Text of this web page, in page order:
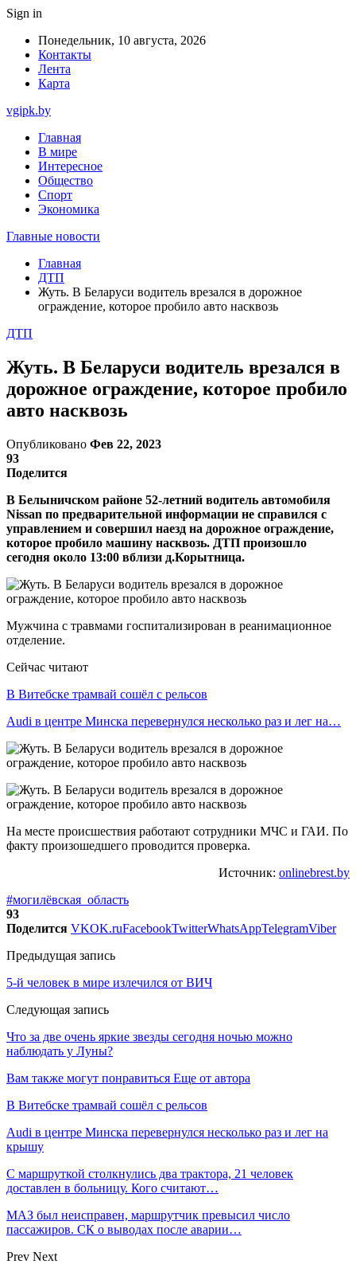
Sign in
Понедельник, 10 августа, 2026
Контакты
Лента
Карта
vgipk.by
Главная
В мире
Интересное
Общество
Спорт
Экономика
Главные новости
Главная
ДТП
Жуть. В Беларуси водитель врезался в дорожное
ограждение, которое пробило авто насквозь
ДТП
Жуть. В Беларуси водитель врезался в
дорожное ограждение, которое пробило
авто насквозь
Опубликовано Фев 22, 2023
93
Поделится
В Белыничском районе 52-летний водитель автомобиля
Nissan по предварительной информации не справился с
управлением и совершил наезд на дорожное ограждение,
которое пробило машину насквозь. ДТП произошло
сегодня около 13:00 вблизи д.Корытница.
Мужчина с травмами госпитализирован в реанимационное
отделение.
Сейчас читают
В Витебске трамвай сошёл с рельсов
Audi в центре Минска перевернулся несколько раз и лег на…
На месте происшествия работают сотрудники МЧС и ГАИ. По
факту произошедшего проводится проверка.
Источник: onlinebrest.by
#могилёвская_область
93
Поделится VKOK.ruFacebookTwitterWhatsAppTelegramViber
Предыдущая запись
5-й человек в мире излечился от ВИЧ
Следующая запись
Что за две очень яркие звезды сегодня ночью можно
наблюдать у Луны?
Вам также могут понравиться Еще от автора
В Витебске трамвай сошёл с рельсов
Audi в центре Минска перевернулся несколько раз и лег на
крышу
С маршруткой столкнулись два трактора, 21 человек
доставлен в больницу. Кого считают…
МАЗ был неисправен, маршрутчик превысил число
пассажиров. СК о выводах после аварии…
Prev Next